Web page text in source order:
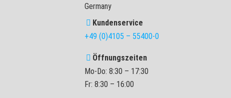
Germany
Kundenservice
+49 (0)4105 – 55400-0
Öffnungszeiten
Mo-Do: 8:30 – 17:30
Fr: 8:30 – 16:00